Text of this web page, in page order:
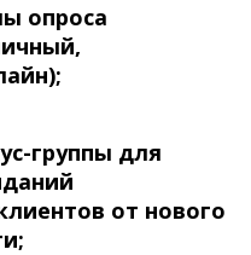
опроса
группы для
от нового